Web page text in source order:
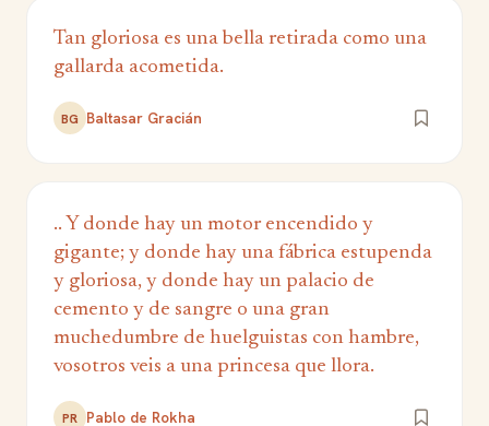
Tan gloriosa es una bella retirada como una
gallarda acometida.
BG Baltasar Gracián
.. Y donde hay un motor encendido y
gigante; y donde hay una fábrica estupenda
y gloriosa, y donde hay un palacio de
cemento y de sangre o una gran
muchedumbre de huelguistas con hambre,
vosotros veis a una princesa que llora.
PR Pablo de Rokha